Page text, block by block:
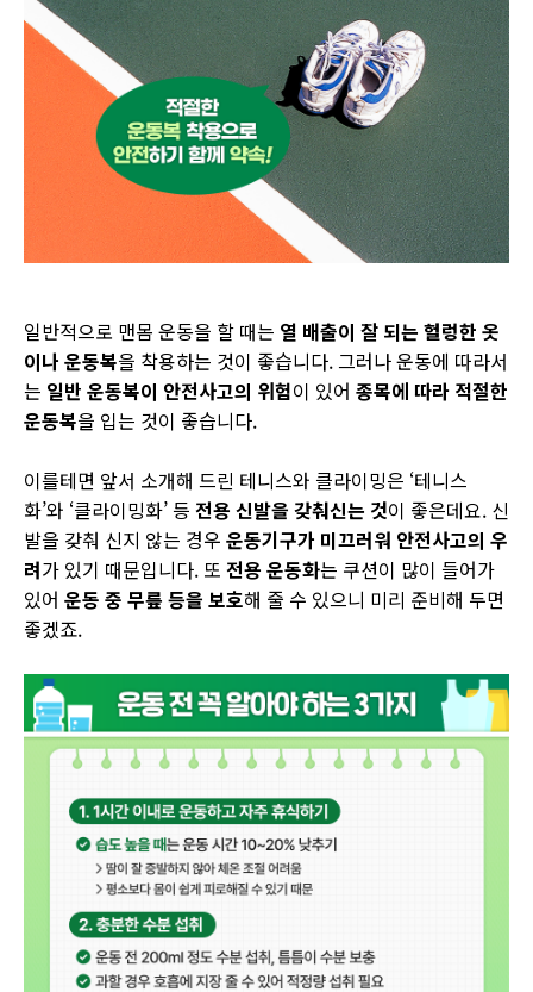
일반적으로 맨몸 운동을 할 때는 열 배출이 잘 되는 헐렁한 옷
이나 운동복을 착용하는 것이 좋습니다. 그러나 운동에 따라서
는 일반 운동복이 안전사고의 위험이 있어 종목에 따라 적절한
운동복을 입는 것이 좋습니다.
이를테면 앞서 소개해 드린 테니스와 클라이밍은 ‘테니스
화’와 ‘클라이밍화’등 전용 신발을 갖춰신는 것이 좋은데요. 신
발을 갖춰 신지 않는 경우 운동기구가 미끄러워 안전사고의 우
려가 있기 때문입니다. 또 전용 운동화는 쿠션이 많이 들어가
있어 운동 중 무릎 등을 보호해 줄 수 있으니 미리 준비해 두면
좋겠죠.